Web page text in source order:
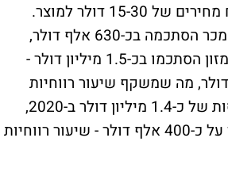
החנות שתירכש מוכרת מוצרים מ-20 סוגים ו-400 תתגי סוגים בטווח מחירים של 15-30 דולר למוצר.
ב-2020 הסתכמו הכנסותיה מאמזון בכ-3.25 מיליון דולר, כשעלות המכר הסתכמה בכ-630 אלף דולר,
הוצאות הפרסום הסתכמו בכ-200 אלף דולר וסך העמלות הכולל לאמזון הסתכמו בכ-1.5 מיליון דולר -
הרווח הגולמי לפני מס עמד על כ- 1.1 מיליון דולר, מה שמשקף שיעור רווחיות
לפני מס של כ-33%. במגזר המכירות לסיטונאים רשמה החנות הכנסות של כ-1.4 מיליון דולר ב-2020,
כשעלות המכר הסתכמה בכמיליון דולר והרווח הגולמי לפני מס עמד על כ-400 אלף דולר - שיעור רווחיות